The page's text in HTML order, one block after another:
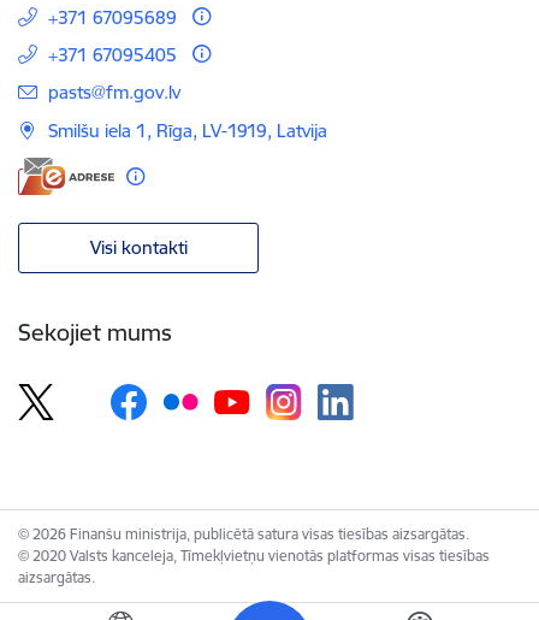
+371 67095689
+371 67095405
E-pasts:
pasts@fm.gov.lv
Smilšu iela 1, Rīga, LV-1919, Latvija
Visi kontakti
Sekojiet mums
© 2026 Finanšu ministrija, publicētā satura visas tiesības aizsargātas.
© 2020 Valsts kanceleja, Tīmekļvietņu vienotās platformas visas tiesības
aizsargātas.